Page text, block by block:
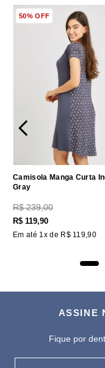
50%OFF
Camisola Manga Curta Indian
Gray
R$ 239,00
R$ 119,90
Em até 1x de R$ 119,90
ASSINE
Fique por